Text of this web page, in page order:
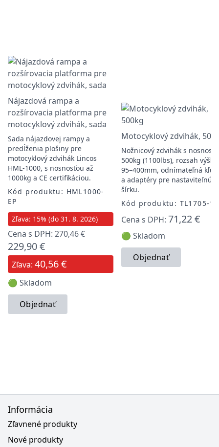
Nájazdová rampа a
rozšírovacia platforma pre
motocyklový zdvihák, sada
Sada nájazdovej rampy a
predĺženia plošiny pre
motocyklový zdvihák Lincos
HML-1000, s nosnosťou až
1000kg a CE certifikáciou.
Kód produktu: HML1000-
EP
Zľava: 15% (do 31. 8. 2026)
Cena s DPH: 270,46 €
229,90 €
Zľava: 40,56 €
🟢 Skladom
Objednať
Motocyklový zdvihák,
Nožnicový zdvihák s
500kg (1100lbs), rozsah výšky
95–400mm, odnímateľná
a adaptéry pre nastaviteľnú
šírku.
Kód produktu: TL1705-1
Cena s DPH: 71,22 €
🟢 Skladom
Objednať
Informácia
Zľavnené produkty
Nové produkty